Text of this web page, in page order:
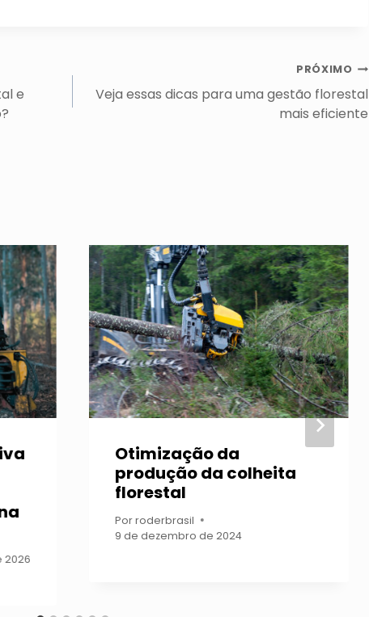
e
PRÓXIMO
Veja essas dicas para uma gestão florestal
mais eficiente
2026
Otimização da
produção da colheita
florestal
Porroderbrasil
9 de dezembro de 2024